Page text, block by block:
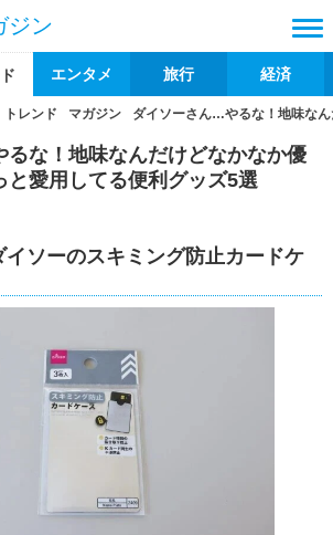
ジン
エンタメ 旅行 経済
トレンド マガジン ダイソーさん…やるな！地味な
な！地味なんだけどなかなか優
愛用してる便利グッズ5選
ソーのスキミング防止カードケ